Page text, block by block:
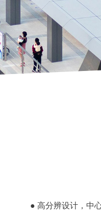
● 高分辨设计，中